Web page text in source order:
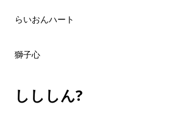
らいおんハート
獅子心
しししん?